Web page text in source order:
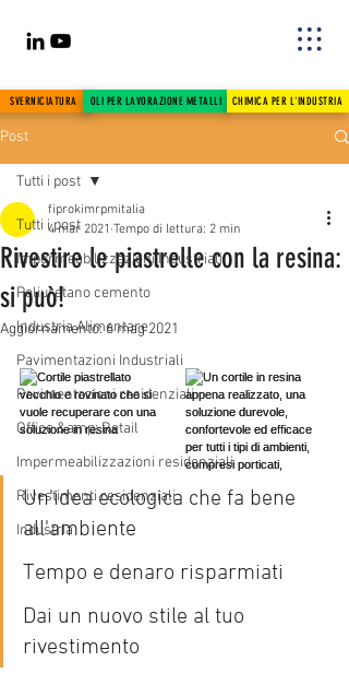
SVERNICIATURA OLI PER LAVORAZIONE METALLI CHIMICA PER L'INDUSTRIA
Post
Tutti i post
Impermeabilizzazioni Industriali
Poliuretano cemento
Industria Alimentare
Pavimentazioni Industriali
Pavimentazioni residenziali
Office &amp; Retail
Impermeabilizzazioni residenziali
Rivestimenti residenziali
Industria
Tutti i post
Rivestire le piastrelle con la resina:
si può!
fiprokimrpmitalia
4 mar 2021 Tempo di lettura: 2 min
Aggiornamento:6 mag 2021
Un'idea ecologica che fa bene
all'ambiente
Tempo e denaro risparmiati
Dai un nuovo stile al tuo
rivestimento